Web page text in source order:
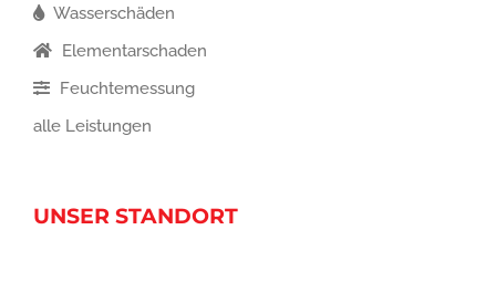
Wasserschäden
Elementarschaden
Feuchtemessung
alle Leistungen
UNSER STANDORT